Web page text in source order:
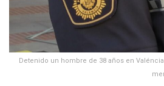
Detenido un hombre de 38 años en